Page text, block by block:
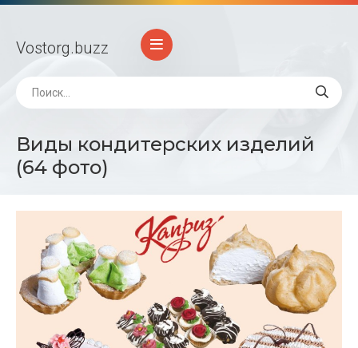
Vostorg.buzz
Виды кондитерских изделий
(64 фото)